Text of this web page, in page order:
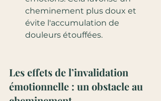
cheminement plus doux et
évite l'accumulation de
douleurs étouffées.
Les effets de l’invalidation
émotionnelle : un obstacle au